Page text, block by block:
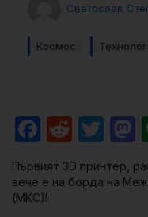
Светослав
Космос
Първият 3D принтер,
вече е на борда на
(МКС)!